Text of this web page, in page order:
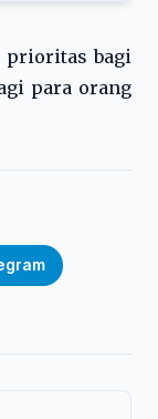
prioritas bagi
para orang